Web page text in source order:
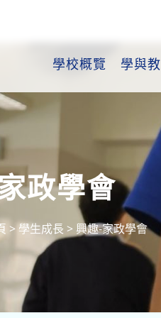
學校概覽 學與教
政學會
> 學生成長 > 興趣-家政學會